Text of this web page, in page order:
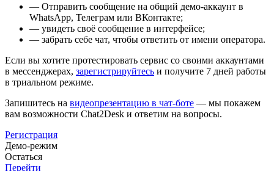
— Отправить сообщение на общий демо-аккаунт в
WhatsApp, Телеграм или ВКонтакте;
— увидеть своё сообщение в интерфейсе;
— забрать себе чат, чтобы ответить от имени оператора.
Если вы хотите протестировать сервис со своими аккаунтами
в мессенджерах, зарегистрируйтесь и получите 7 дней работы
в триальном режиме.
Запишитесь на видеопрезентацию в чат-боте — мы покажем
вам возможности Chat2Desk и ответим на вопросы.
Регистрация
Демо-режим
Остаться
Перейти